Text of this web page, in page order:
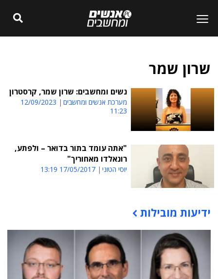
שרון שמר
נשים ומחשבים: שרון שמר, קרסטרון
מערכת אנשים ומחשבים
12/09/2023
11:23
"אתה עומד בתור בדואר – ולפתע,
רונאלדו מאחוריך"
יוסי הטוני 17/05/2017 13:19
תוכן פרסומי
ידיעות מובילות